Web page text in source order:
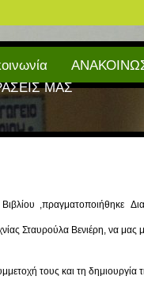
ΜΑΣ
,πραγματοποιήθηκε
Σταυρούλα Βενιέρη, να μας
τους και τη δημιουργία